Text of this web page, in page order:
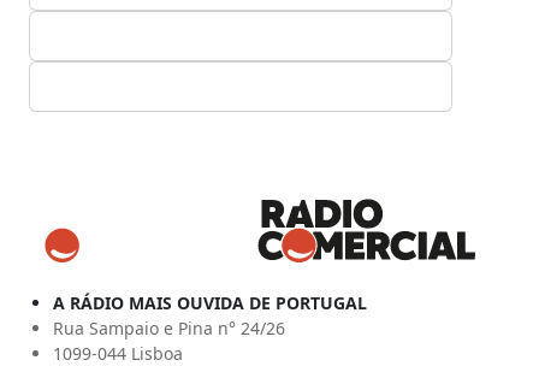
A RÁDIO MAIS OUVIDA DE PORTUGAL
Rua Sampaio e Pina n° 24/26
1099-044 Lisboa